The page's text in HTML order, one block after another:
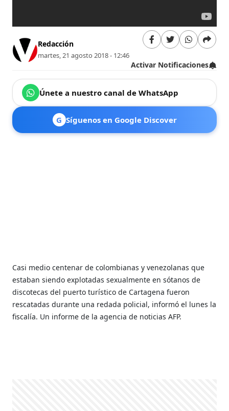
Redacción
martes, 21 agosto 2018 - 12:46
Activar Notificaciones
Únete a nuestro canal de WhatsApp
G Síguenos en Google Discover
Casi medio centenar de colombianas y venezolanas que
estaban siendo explotadas sexualmente en sótanos de
discotecas del puerto turístico de Cartagena fueron
rescatadas durante una redada policial, informó el lunes la
fiscalía. Un informe de la agencia de noticias AFP.